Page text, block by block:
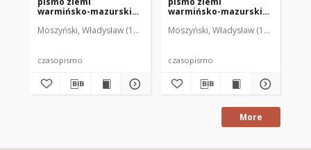
warmińsko-mazurskiej,
Moszyński, Władysław (1922-2001). Red. Mroczkowski, Włodzimierz
czasopismo
warmińsko-mazurskiej,
Moszyński, Władysław (1922-2001).
czasopismo
More